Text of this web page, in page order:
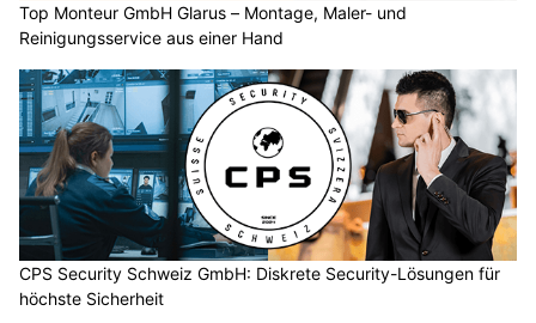
Top Monteur GmbH Glarus – Montage, Maler- und
Reinigungsservice aus einer Hand
CPS Security Schweiz GmbH: Diskrete Security-Lösungen für
höchste Sicherheit